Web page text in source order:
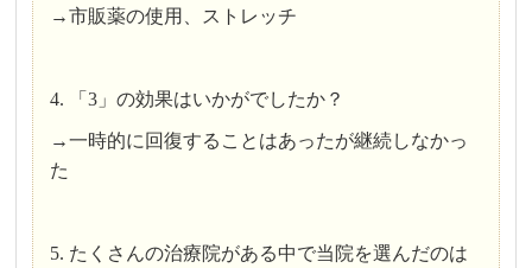
→市販薬の使用、ストレッチ
4. 「3」の効果はいかがでしたか？
→一時的に回復することはあったが継続しなかっ
た
5. たくさんの治療院がある中で当院を選んだのは